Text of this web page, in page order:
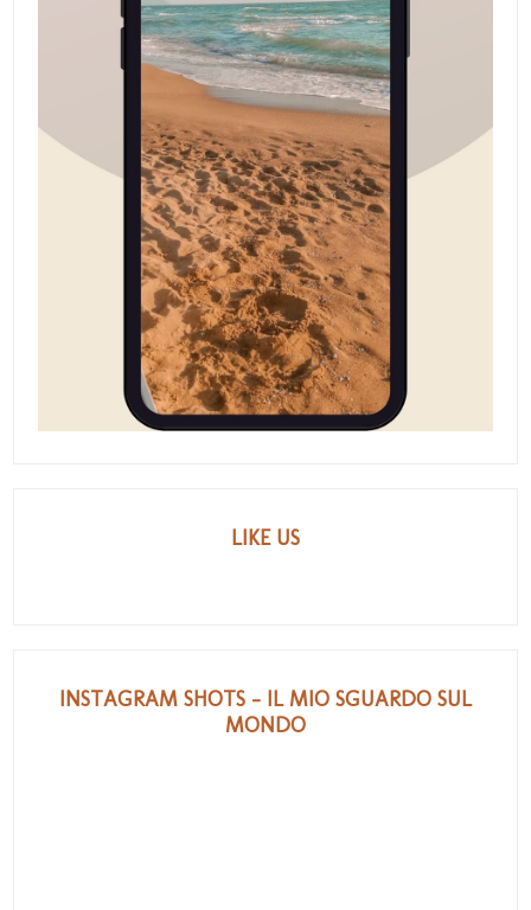
LIKE US
INSTAGRAM SHOTS - IL MIO SGUARDO SUL
MONDO